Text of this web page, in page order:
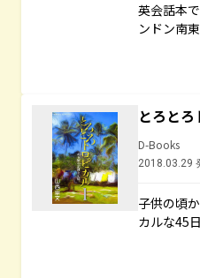
英会話本
ンドン南
とろと
D-Books
2018.03.29
子供の頃
カルな45